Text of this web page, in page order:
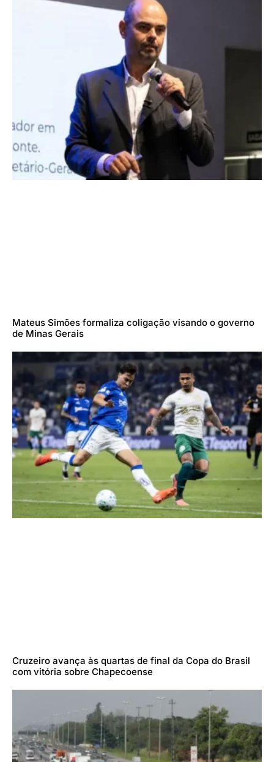
Mateus Simões formaliza coligação visando o governo
de Minas Gerais
Cruzeiro avança às quartas de final da Copa do Brasil
com vitória sobre Chapecoense